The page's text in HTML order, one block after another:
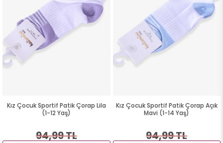
Kız Çocuk Sportif Patik Çorap Lila
(1-12 Yaş)
94,99 TL
Kız Çocuk Sportif Patik Çorap Açık
Mavi (1-14 Yaş)
94,99 TL